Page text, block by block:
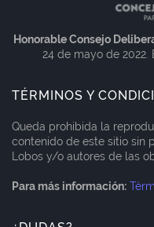
Honorable Consejo
24 de mayo de 2022.
TÉRMINOS Y
Queda prohibida la
contenido de este sitio sin
Lobos y/o autores de las
Para más información: